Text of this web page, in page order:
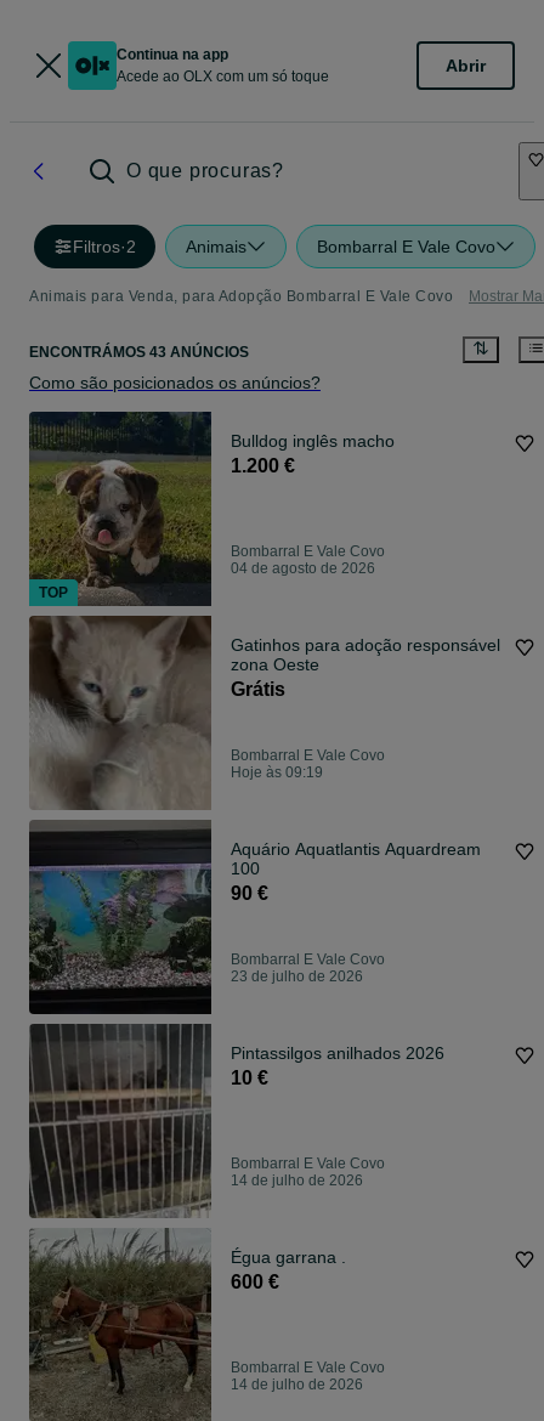
Continua na app
Acede ao OLX com um só toque
Abrir
O que procuras?
Filtros·2 Animais Bombarral E Vale Covo
Animais para Venda, para Adopção Bombarral E Vale Covo Mostrar
ENCONTRÁMOS 43 ANÚNCIOS
Como são posicionados os anúncios?
Bulldog inglês macho
1.200 €
Bombarral E Vale Covo
04 de agosto de 2026
Gatinhos para adoção responsável
zona Oeste
Grátis
Bombarral E Vale Covo
Hoje às 09:19
Aquário Aquatlantis Aquardream
100
90 €
Bombarral E Vale Covo
23 de julho de 2026
Pintassilgos anilhados 2026
10 €
Bombarral E Vale Covo
14 de julho de 2026
Égua garrana .
600 €
Bombarral E Vale Covo
14 de julho de 2026
TOP